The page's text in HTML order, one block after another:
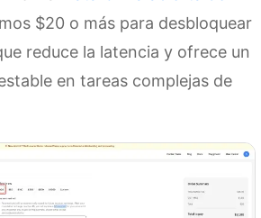
$20 o más para desbloquear
reduce la latencia y ofrece un
en tareas complejas de